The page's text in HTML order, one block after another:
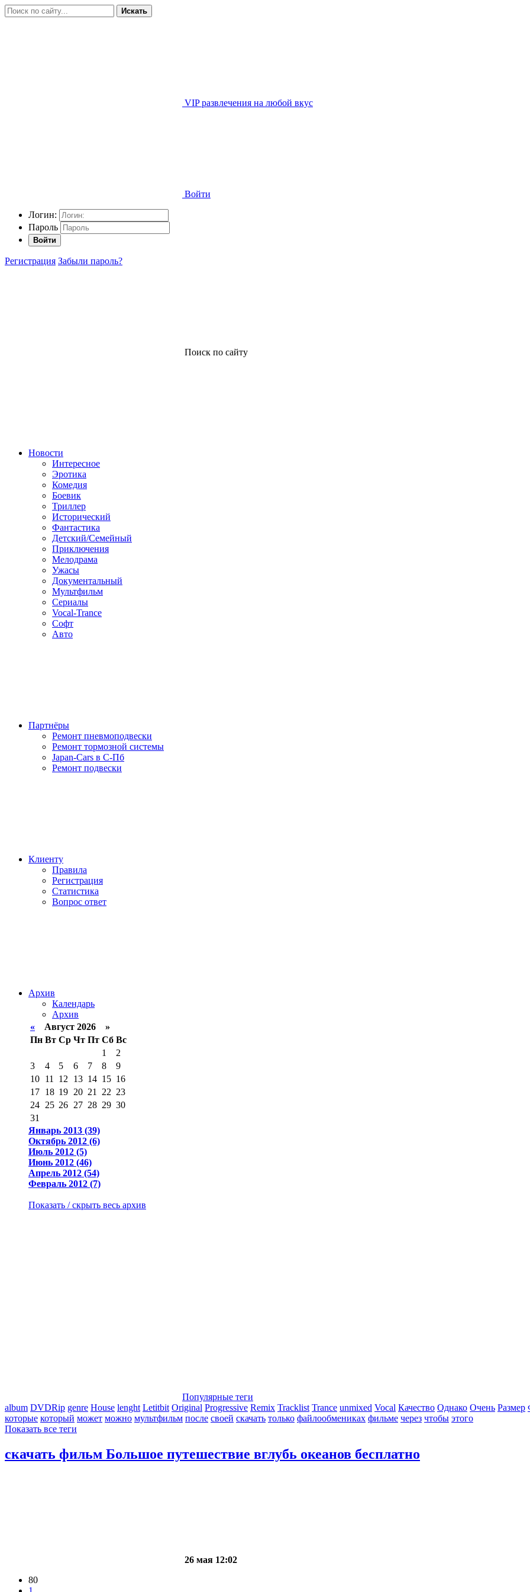
Искать
VIP развлечения на любой вкус
Войти
Логин:
Пароль
Войти
Регистрация Забыли пароль?
Поиск по сайту
Новости
Интересное
Эротика
Комедия
Боевик
Триллер
Исторический
Фантастика
Детский/Семейный
Приключения
Мелодрама
Ужасы
Документальный
Мультфильм
Сериалы
Vocal-Trance
Софт
Авто
Партнёры
Ремонт пневмоподвески
Ремонт тормозной системы
Japan-Cars в С-Пб
Ремонт подвески
Клиенту
Правила
Регистрация
Статистика
Вопрос ответ
Архив
Календарь
Архив
« Август 2026 »
Пн Вт Ср Чт Пт Сб Вс
1
2
3
4 5 6 7 8
9
10 11 12 13 14 15 16
17 18 19 20 21 22 23
24 25 26 27 28 29 30
31
Январь 2013 (39)
Октябрь 2012 (6)
Июль 2012 (5)
Июнь 2012 (46)
Апрель 2012 (54)
Февраль 2012 (7)
Показать / скрыть весь архив
Популярные теги
album DVDRip genre House lenght Letitbit Original Progressive Remix Tracklist Trance unmixed Vocal Качество Однако Очень Размер
которые который может можно мультфильм после своей скачать только файлообмениках фильме через чтобы этого
Показать все теги
скачать фильм Большое путешествие вглубь океанов бесплатно
26 мая 12:02
80